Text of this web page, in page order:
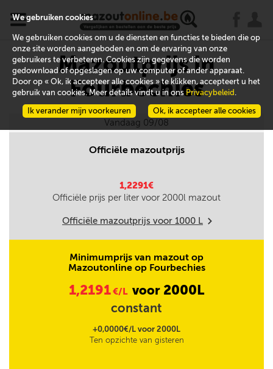
x
Mazoutprijs in
Fourbechies
Vandaag 09/08
Officiële mazoutprijs
1,2291€
Officiële prijs per liter voor 2000l mazout
Officiële mazoutprijs voor 1000 L m
Minimumprijs van mazout op
Mazoutonline op Fourbechies
1,2191€/L voor 2000L
constant
+0,0000€/L voor 2000L
Ten opzichte van gisteren
We gebruiken cookies
We gebruiken cookies om u de diensten en functies te bieden die op
onze site worden aangeboden en om de ervaring van onze
gebruikers te verbeteren. Cookies zijn gegevens die worden
gedownload of opgeslagen op uw computer of ander apparaat.
Door op « Ok, ik accepteer alle cookies » te klikken, accepteert u het
gebruik van cookies. Meer details vindt u in ons Privacybeleid .
Ok, ik accepteer alle cookies
Ik verander mijn voorkeuren